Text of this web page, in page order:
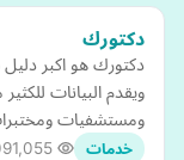
دكتورك
دكتورك هو اكبر
ويقدم البيانات
ومستشفيات
خدمات